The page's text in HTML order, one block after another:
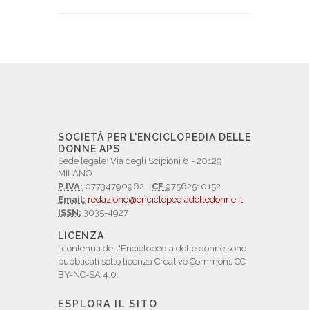
SOCIETÀ PER L'ENCICLOPEDIA DELLE
DONNE APS
Sede legale: Via degli Scipioni 6 - 20129
MILANO
P.IVA: 07734790962 - CF 97562510152
Email: redazione@enciclopediadelledonne.it
ISSN: 3035-4927
LICENZA
I contenuti dell'Enciclopedia delle donne sono
pubblicati sotto licenza Creative Commons CC
BY-NC-SA 4.0.
ESPLORA IL SITO